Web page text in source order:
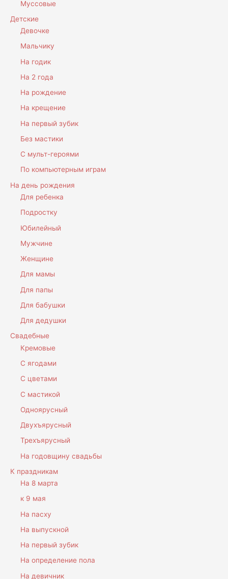
Муссовые
Детские
Девочке
Мальчику
На годик
На 2 года
На рождение
На крещение
На первый зубик
Без мастики
С мульт-героями
По компьютерным играм
На день рождения
Для ребенка
Подростку
Юбилейный
Мужчине
Женщине
Для мамы
Для папы
Для бабушки
Для дедушки
Свадебные
Кремовые
С ягодами
С цветами
С мастикой
Одноярусный
Двухъярусный
Трехъярусный
На годовщину свадьбы
К праздникам
На 8 марта
к 9 мая
На пасху
На выпускной
На первый зубик
На определение пола
На девичник